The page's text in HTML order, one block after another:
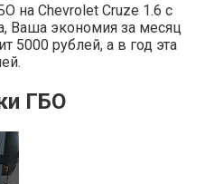
на Chevrolet Cruze 1.6 с
Ваша экономия за месяц
5000 рублей, а в год эта
ГБО